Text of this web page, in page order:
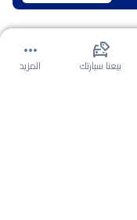
بيعنا سيارتك المزيد